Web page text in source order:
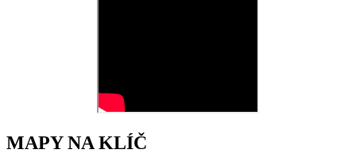
MAPY NA KLÍČ